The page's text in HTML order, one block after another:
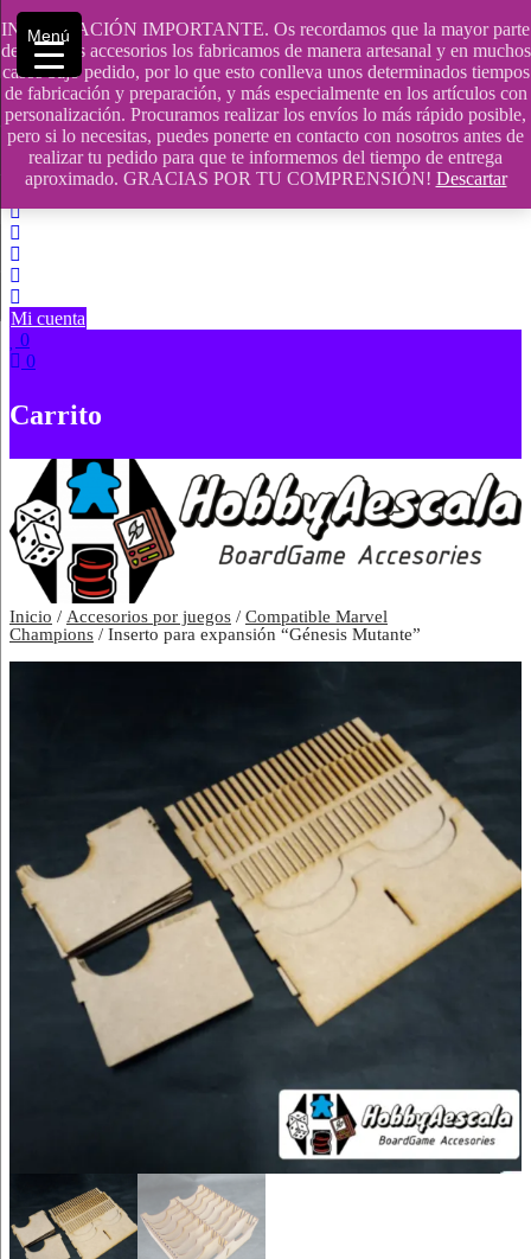
INFORMACIÓN IMPORTANTE. Os recordamos que la mayor parte
de nuestros accesorios los fabricamos de manera artesanal y en muchos
casos bajo pedido, por lo que esto conlleva unos determinados tiempos
de fabricación y preparación, y más especialmente en los artículos con
personalización. Procuramos realizar los envíos lo más rápido posible,
pero si lo necesitas, puedes ponerte en contacto con nosotros antes de
realizar tu pedido para que te informemos del tiempo de entrega
aproximado. GRACIAS POR TU COMPRENSIÓN! Descartar
Saltar
contenido
609241475 SOLO DE 10:00 a 14:00
info@hobbyaescala.com
San Fernando de Henares
10:00 - 14:00
Mi cuenta
0
0
Carrito
Inicio / Accesorios por juegos / Compatible Marvel
Champions / Inserto para expansión “Génesis Mutante”
Menú